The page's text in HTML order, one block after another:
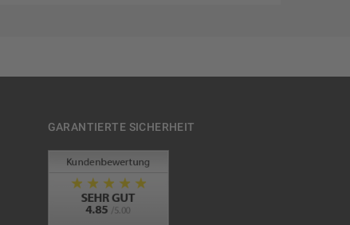
GARANTIERTE SICHERHEIT